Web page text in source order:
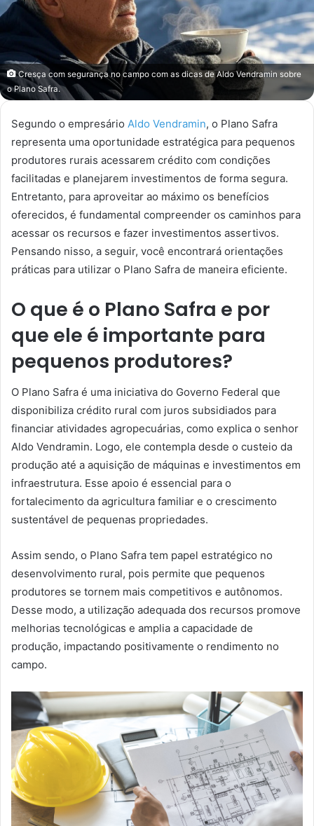
Cresça com segurança no campo com as dicas de Aldo Vendramin sobre
o Plano Safra.
Segundo o empresário Aldo Vendramin, o Plano Safra
representa uma oportunidade estratégica para pequenos
produtores rurais acessarem crédito com condições
facilitadas e planejarem investimentos de forma segura.
Entretanto, para aproveitar ao máximo os benefícios
oferecidos, é fundamental compreender os caminhos para
acessar os recursos e fazer investimentos assertivos.
Pensando nisso, a seguir, você encontrará orientações
práticas para utilizar o Plano Safra de maneira eficiente.
O que é o Plano Safra e por
que ele é importante para
pequenos produtores?
O Plano Safra é uma iniciativa do Governo Federal que
disponibiliza crédito rural com juros subsidiados para
financiar atividades agropecuárias, como explica o senhor
Aldo Vendramin. Logo, ele contempla desde o custeio da
produção até a aquisição de máquinas e investimentos em
infraestrutura. Esse apoio é essencial para o
fortalecimento da agricultura familiar e o crescimento
sustentável de pequenas propriedades.
Assim sendo, o Plano Safra tem papel estratégico no
desenvolvimento rural, pois permite que pequenos
produtores se tornem mais competitivos e autônomos.
Desse modo, a utilização adequada dos recursos promove
melhorias tecnológicas e amplia a capacidade de
produção, impactando positivamente o rendimento no
campo.